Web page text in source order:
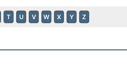
T U V W X Y Z